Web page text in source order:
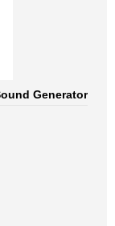
Generator